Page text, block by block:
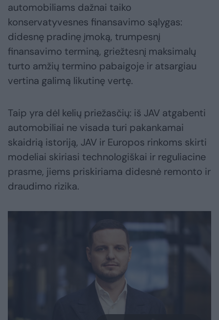
automobiliams dažnai taiko
konservatyvesnes finansavimo sąlygas:
didesnę pradinę įmoką, trumpesnį
finansavimo terminą, griežtesnį maksimalų
turto amžių termino pabaigoje ir atsargiau
vertina galimą likutinę vertę.
Taip yra dėl kelių priežasčių: iš JAV atgabenti
automobiliai ne visada turi pakankamai
skaidrią istoriją, JAV ir Europos rinkoms skirti
modeliai skiriasi technologiškai ir reguliacine
prasme, jiems priskiriama didesnė remonto ir
draudimo rizika.